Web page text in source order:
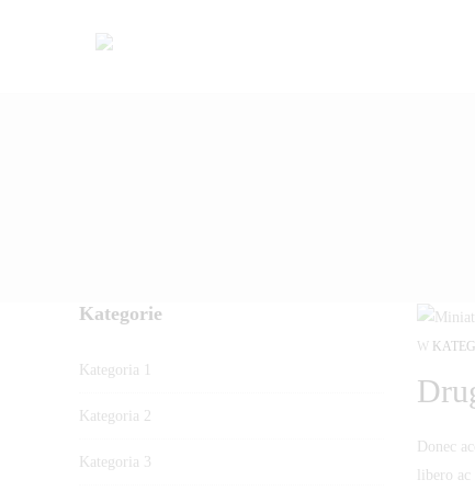
Kategorie
Kategoria 1
Kategoria 2
Kategoria 3
W
Donec
libero